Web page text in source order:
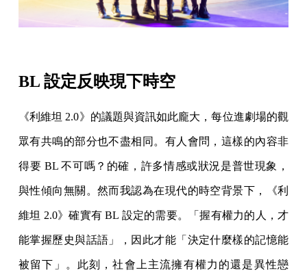
BL 設定反映現下時空
《利維坦 2.0》的議題與資訊如此龐大，每位進劇場的觀
眾有共鳴的部分也不盡相同。有人會問，這樣的內容非
得要 BL 不可嗎？的確，許多情感或狀況是普世現象，
與性傾向無關。然而我認為在現代的時空背景下，《利
維坦 2.0》確實有 BL 設定的需要。「握有權力的人，才
能掌握歷史與話語」，因此才能「決定什麼樣的記憶能
被留下」。此刻，社會上主流擁有權力的還是異性戀